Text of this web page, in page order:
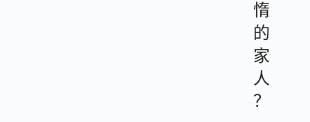
惰
的
家
人
？